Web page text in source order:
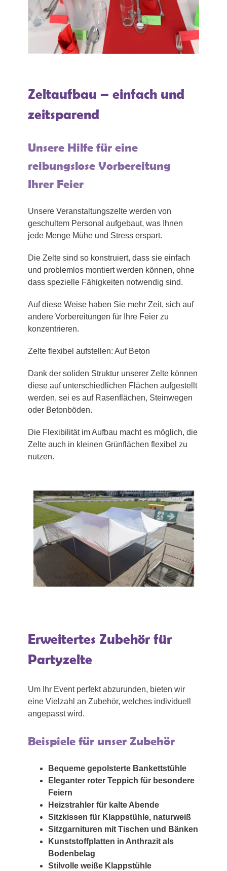
Zeltaufbau – einfach und
zeitsparend
Unsere Hilfe für eine
reibungslose Vorbereitung
Ihrer Feier
Unsere Veranstaltungszelte werden von
geschultem Personal aufgebaut, was Ihnen
jede Menge Mühe und Stress erspart.
Die Zelte sind so konstruiert, dass sie einfach
und problemlos montiert werden können, ohne
dass spezielle Fähigkeiten notwendig sind.
Auf diese Weise haben Sie mehr Zeit, sich auf
andere Vorbereitungen für Ihre Feier zu
konzentrieren.
Zelte flexibel aufstellen: Auf Beton
Dank der soliden Struktur unserer Zelte können
diese auf unterschiedlichen Flächen aufgestellt
werden, sei es auf Rasenflächen, Steinwegen
oder Betonböden.
Die Flexibilität im Aufbau macht es möglich, die
Zelte auch in kleinen Grünflächen flexibel zu
nutzen.
Erweitertes Zubehör für
Partyzelte
Um Ihr Event perfekt abzurunden, bieten wir
eine Vielzahl an Zubehör, welches individuell
angepasst wird.
Beispiele für unser Zubehör
Bequeme gepolsterte Bankettstühle
Eleganter roter Teppich für besondere
Feiern
Heizstrahler für kalte Abende
Sitzkissen für Klappstühle, naturweiß
Sitzgarnituren mit Tischen und Bänken
Kunststoffplatten in Anthrazit als
Bodenbelag
Stilvolle weiße Klappstühle